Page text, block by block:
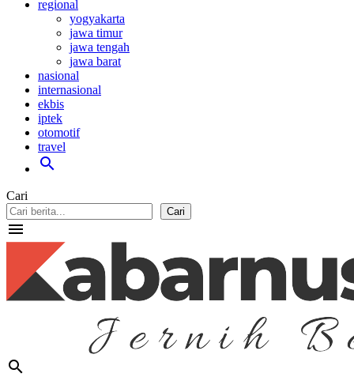
regional
yogyakarta
jawa timur
jawa tengah
jawa barat
nasional
internasional
ekbis
iptek
otomotif
travel
search
Cari
Cari
menu
search